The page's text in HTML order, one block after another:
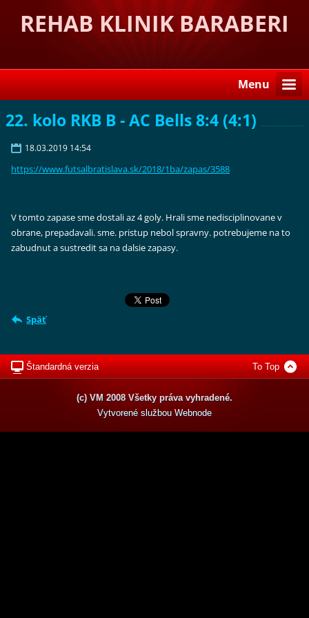
REHAB KLINIK BARABERI
Menu
22. kolo RKB B - AC Bells 8:4 (4:1)
18.03.2019 14:54
https://www.futsalbratislava.sk/2018/1ba/zapas/3588
V tomto zapase sme dostali az 4 goly. Hrali sme nedisciplinovane v
obrane, prepadavali. sme. pristup nebol spravny. potrebujeme na to
zabudnut a sustredit sa na dalsie zapasy.
Späť
Štandardná verzia To Top
(c) VM 2008 Všetky práva vyhradené.
Vytvorené službou Webnode